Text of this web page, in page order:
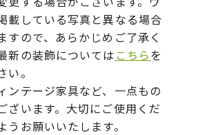
載している写真と異なる場合
すので、あらかじめご了承く
新の装飾については こちらを
い。
ンテージ家具など、一点もの
ざいます。大切にご使用くだ
うお願いいたします。